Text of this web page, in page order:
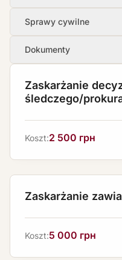
Sprawy cywilne
Dokumenty
Zaskarżanie
śledczego/
Koszt:2 500 грн
Zaskarżanie
Koszt:5 000 грн